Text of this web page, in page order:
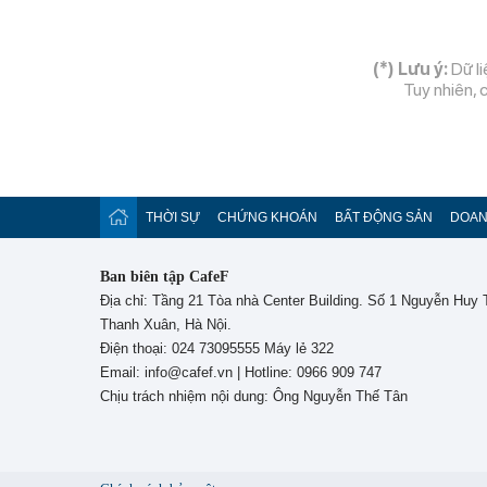
(*) Lưu ý:Dữ
Tuy nhiên,
THỜI SỰ CHỨNG KHOÁN BẤT ĐỘNG SẢN
Ban biên tập CafeF
Địa chỉ: Tầng 21 Tòa nhà Center Building. Số 1 Nguyễn Huy
Thanh Xuân, Hà Nội.
Điện thoại: 024 73095555 Máy lẻ 322
Email: info@cafef.vn | Hotline: 0966 909 747
Chịu trách nhiệm nội dung: Ông Nguyễn Thế Tân